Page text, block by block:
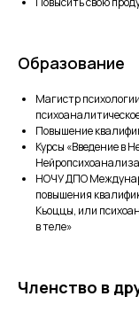
Образование
Магистр
Повышение
Курсы «Введение в
НОЧУ ДПО
повышения
Кьоццы, или
в теле»
Членство в